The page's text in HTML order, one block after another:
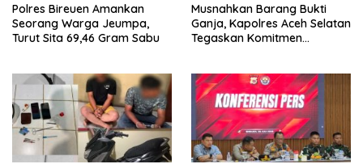
Polres Bireuen Amankan
Seorang Warga Jeumpa,
Turut Sita 69,46 Gram Sabu
Musnahkan Barang Bukti
Ganja, Kapolres Aceh Selatan
Tegaskan Komitmen